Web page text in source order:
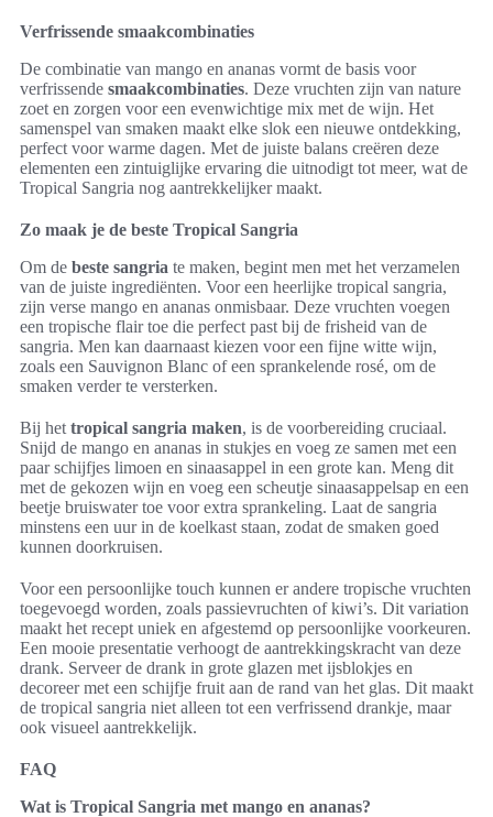
Verfrissende smaakcombinaties
De combinatie van mango en ananas vormt de basis voor
verfrissende smaakcombinaties. Deze vruchten zijn van nature
zoet en zorgen voor een evenwichtige mix met de wijn. Het
samenspel van smaken maakt elke slok een nieuwe ontdekking,
perfect voor warme dagen. Met de juiste balans creëren deze
elementen een zintuiglijke ervaring die uitnodigt tot meer, wat de
Tropical Sangria nog aantrekkelijker maakt.
Zo maak je de beste Tropical Sangria
Om de beste sangria te maken, begint men met het verzamelen
van de juiste ingrediënten. Voor een heerlijke tropical sangria,
zijn verse mango en ananas onmisbaar. Deze vruchten voegen
een tropische flair toe die perfect past bij de frisheid van de
sangria. Men kan daarnaast kiezen voor een fijne witte wijn,
zoals een Sauvignon Blanc of een sprankelende rosé, om de
smaken verder te versterken.
Bij het tropical sangria maken, is de voorbereiding cruciaal.
Snijd de mango en ananas in stukjes en voeg ze samen met een
paar schijfjes limoen en sinaasappel in een grote kan. Meng dit
met de gekozen wijn en voeg een scheutje sinaasappelsap en een
beetje bruiswater toe voor extra sprankeling. Laat de sangria
minstens een uur in de koelkast staan, zodat de smaken goed
kunnen doorkruisen.
Voor een persoonlijke touch kunnen er andere tropische vruchten
toegevoegd worden, zoals passievruchten of kiwi’s. Dit variation
maakt het recept uniek en afgestemd op persoonlijke voorkeuren.
Een mooie presentatie verhoogt de aantrekkingskracht van deze
drank. Serveer de drank in grote glazen met ijsblokjes en
decoreer met een schijfje fruit aan de rand van het glas. Dit maakt
de tropical sangria niet alleen tot een verfrissend drankje, maar
ook visueel aantrekkelijk.
FAQ
Wat is Tropical Sangria met mango en ananas?